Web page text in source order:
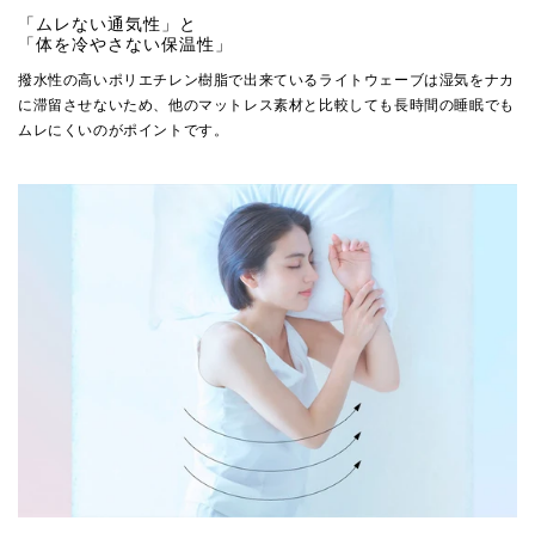
「ムレない通気性」と
「体を冷やさない保温性」
撥水性の高いポリエチレン樹脂で出来ているライトウェーブは湿気をナカ
に滞留させないため、他のマットレス素材と比較しても長時間の睡眠でも
ムレにくいのがポイントです。